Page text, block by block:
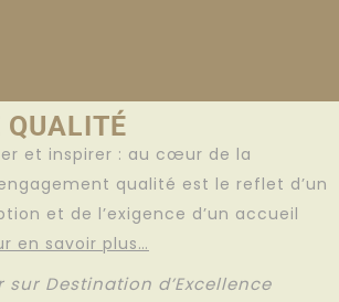
QUALITÉ
et inspirer : au cœur de la
qualité est le reflet d’un
et de l’exigence d’un accueil
en savoir plus…
Destination d’Excellence